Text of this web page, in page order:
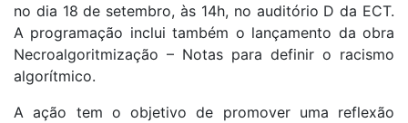
no dia 18 de setembro, às 14h, no auditório D da ECT.
A programação inclui também o lançamento da obra
Necroalgoritmização – Notas para definir o racismo
algorítmico.
A ação tem o objetivo de promover uma reflexão